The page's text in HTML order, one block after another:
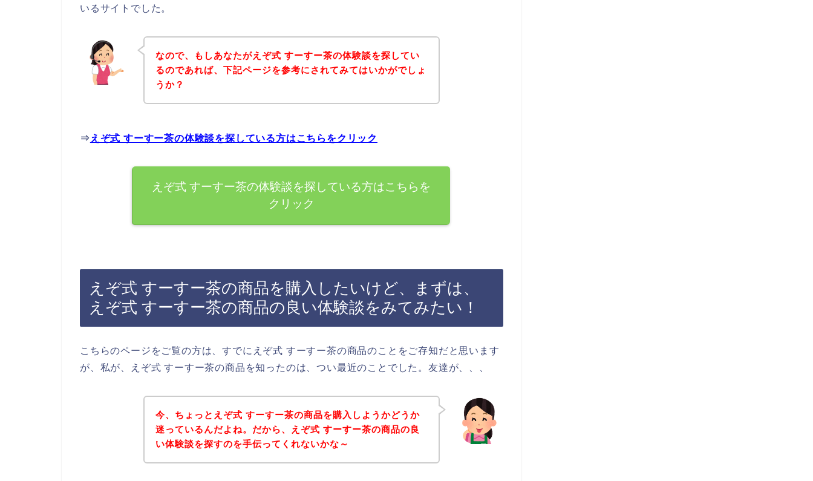
いるサイトでした。
なので、もしあなたがえぞ式 すーすー茶の体験談を探してい
るのであれば、下記ページを参考にされてみてはいかがでしょ
うか？
⇒ えぞ式 すーすー茶の体験談を探している方はこちらをクリック
えぞ式 すーすー茶の体験談を探している方はこちらを
クリック
えぞ式 すーすー茶の商品を購入したいけど、まずは、
えぞ式 すーすー茶の商品の良い体験談をみてみたい！
こちらのページをご覧の方は、すでにえぞ式 すーすー茶の商品のことをご存知だと思います
が、私が、えぞ式 すーすー茶の商品を知ったのは、つい最近のことでした。友達が、、、
今、ちょっとえぞ式 すーすー茶の商品を購入しようかどうか
迷っているんだよね。だから、えぞ式 すーすー茶の商品の良
い体験談を探すのを手伝ってくれないかな～